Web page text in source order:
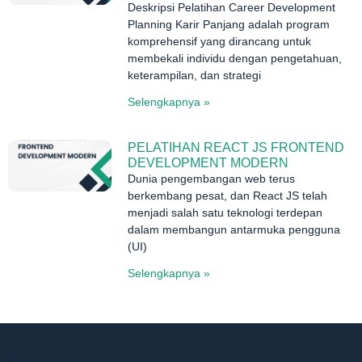
Deskripsi Pelatihan Career Development
Planning Karir Panjang adalah program
komprehensif yang dirancang untuk
membekali individu dengan pengetahuan,
keterampilan, dan strategi
Selengkapnya »
PELATIHAN REACT JS FRONTEND
DEVELOPMENT MODERN
Dunia pengembangan web terus
berkembang pesat, dan React JS telah
menjadi salah satu teknologi terdepan
dalam membangun antarmuka pengguna
(UI)
Selengkapnya »